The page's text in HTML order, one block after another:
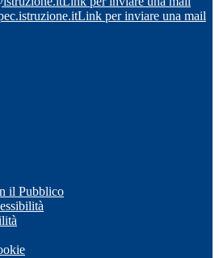
Link per inviare una mail
il Pubblico